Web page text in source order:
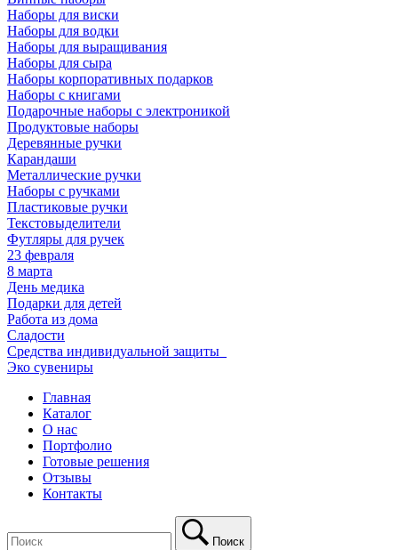
Наборы для виски
Наборы для водки
Наборы для выращивания
Наборы для сыра
Наборы корпоративных подарков
Наборы с книгами
Подарочные наборы с электроникой
Продуктовые наборы
Деревянные ручки
Карандаши
Металлические ручки
Наборы с ручками
Пластиковые ручки
Текстовыделители
Футляры для ручек
23 февраля
8 марта
День медика
Подарки для детей
Работа из дома
Сладости
Средства индивидуальной защиты_
Эко сувениры
Главная
Каталог
О нас
Портфолио
Готовые решения
Отзывы
Контакты
Поиск